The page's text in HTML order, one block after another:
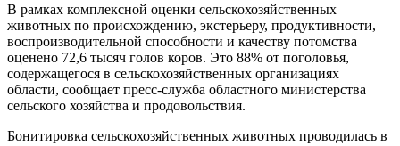
В рамках комплексной оценки сельскохозяйственных
животных по происхождению, экстерьеру, продуктивности,
воспроизводительной способности и качеству потомства
оценено 72,6 тысяч голов коров. Это 88% от поголовья,
содержащегося в сельскохозяйственных организациях
области, сообщает пресс-служба областного министерства
сельского хозяйства и продовольствия.
Бонитировка сельскохозяйственных животных проводилась в